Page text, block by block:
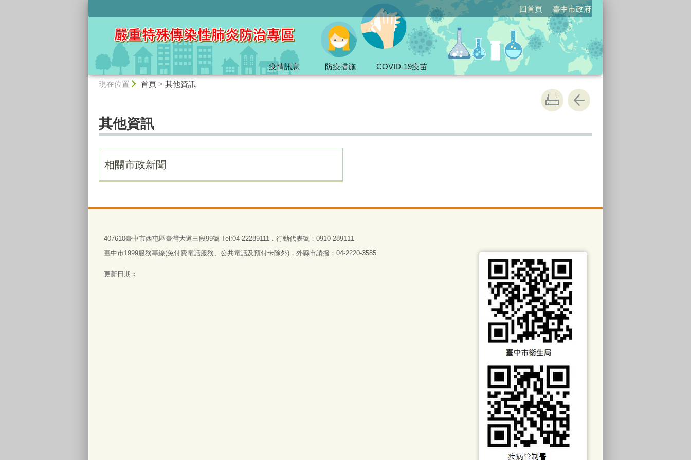
回首頁 臺中市政府
疫情訊息 防疫措施
COVID-19疫苗
現在位置 首頁> 其他資訊
其他資訊
相關市政新聞
407610臺中市西屯區臺灣大道三段99號 Tel:04-22289111．行動代表號：0910-289111
臺中市1999服務專線(免付費電話服務、公共電話及預付卡除外)，外縣市請撥：04-2220-3585
更新日期